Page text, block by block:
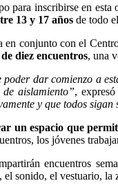
para inscribirse en
13 y 17 años de todo
en conjunto con el
diez encuentros, una
poder dar comienzo a
de aislamiento”, expresó
y que todos
un espacio que
los jóvenes
encuentros
sonido, el vestuario, la